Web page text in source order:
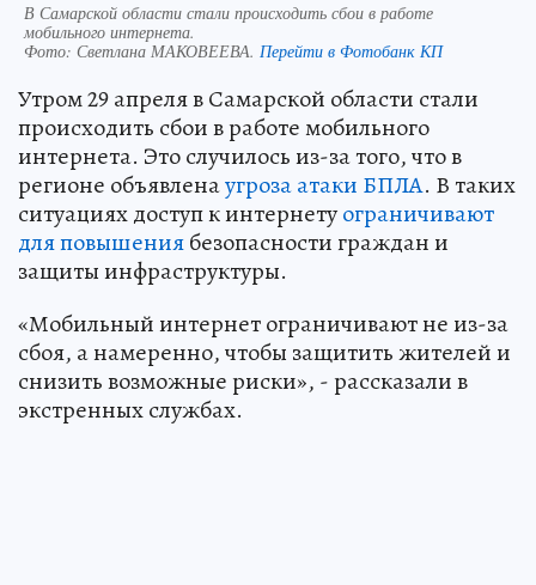
В Самарской области стали происходить сбои в работе
мобильного интернета.
Фото: Светлана МАКОВЕЕВА. Перейти в Фотобанк КП
Утром 29 апреля в Самарской области стали
происходить сбои в работе мобильного
интернета. Это случилось из-за того, что в
регионе объявленаугроза атаки БПЛА. В таких
ситуациях доступ к интернетуограничивают
для повышениябезопасности граждан и
защиты инфраструктуры.
«Мобильный интернет ограничивают не из-за
сбоя, а намеренно, чтобы защитить жителей и
снизить возможные риски», - рассказали в
экстренных службах.